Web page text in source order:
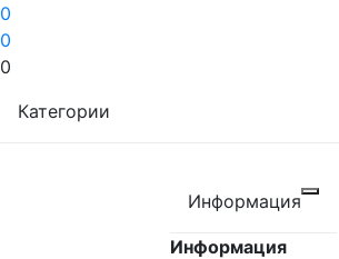
0
0
0
Категории
Информация
Информация